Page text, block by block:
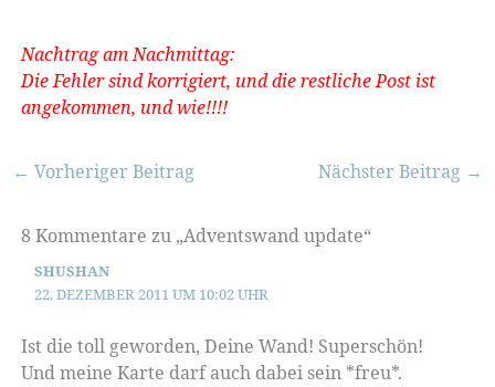
Nachtrag am Nachmittag:
Die Fehler sind korrigiert, und die restliche Post ist
angekommen, und wie!!!!
← Vorheriger Beitrag Nächster Beitrag →
8 Kommentare zu „Adventswand update“
SHUSHAN
22. DEZEMBER 2011 UM 10:02 UHR
Ist die toll geworden, Deine Wand! Superschön!
Und meine Karte darf auch dabei sein *freu*.